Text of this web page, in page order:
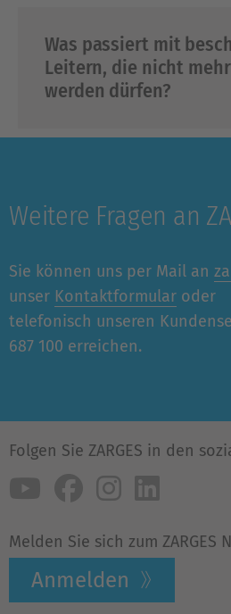
Was passiert mit
Leitern, die nicht
werden dürfen?
Weitere Fragen an
Sie können uns per Mail an
unser Kontaktformular oder
telefonisch unseren
687 100 erreichen.
Folgen Sie ZARGES in den
Melden Sie sich zum ZARGES
Anmelden